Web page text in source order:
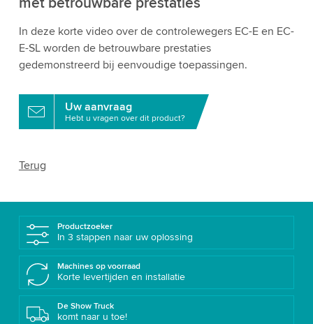
In deze korte video over de controlewegers EC-E en EC-
E-SL worden de betrouwbare prestaties
gedemonstreerd bij eenvoudige toepassingen.
Uw aanvraag
Hebt u vragen over dit product?
Terug
Productzoeker
In 3 stappen naar uw oplossing
Machines op voorraad
Korte levertijden en installatie
De Show Truck
komt naar u toe!